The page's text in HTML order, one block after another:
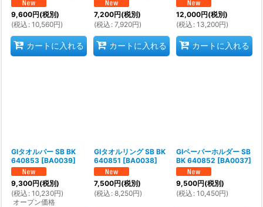
9,600円(税別)
(税込 : 10,560円)
カートに入れる
7,200円(税別)
(税込 : 7,920円)
カートに入れる
12,000円(税別)
(税込 : 13,200円)
カートに入れる
GIタオルバー SB BK
640853 [BA0039]
9,300円(税別)
(税込 : 10,230円)
オープン価格
GIタオルリング SB BK
640851 [BA0038]
7,500円(税別)
(税込 : 8,250円)
GIペーパーホルダー SB
BK 640852 [BA0037]
9,500円(税別)
(税込 : 10,450円)